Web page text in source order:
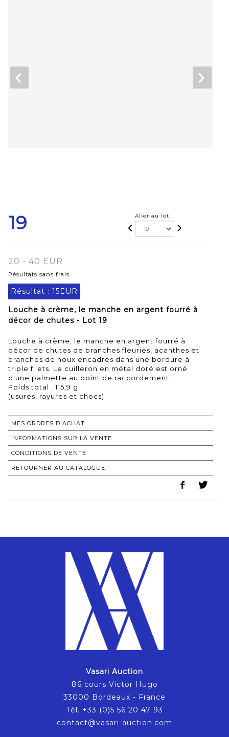
19 Aller au lot
20 - 40 EUR
Résultats sans frais
Résultat : 15EUR
Louche à crème, le manche en argent fourré à
décor de chutes - Lot 19
Louche à crème, le manche en argent fourré à
décor de chutes de branches fleuries, acanthes et
branches de houx encadrés dans une bordure à
triple filets. Le cuilleron en métal doré est orné
d'une palmette au point de raccordement.
Poids total : 115,9 g
(usures, rayures et chocs)
MES ORDRES D'ACHAT
INFORMATIONS SUR LA VENTE
CONDITIONS DE VENTE
RETOURNER AU CATALOGUE
Vasari Auction
86 cours Victor Hugo
33000 Bordeaux - France
Tél. +33 (0)5 56 20 47 93
contact@vasari-auction.com